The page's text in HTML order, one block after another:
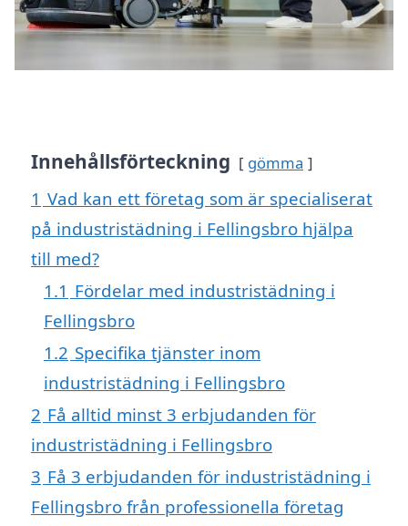
Innehållsförteckning gömma
1 Vad kan ett företag som är specialiserat
på industristädning i Fellingsbro hjälpa
till med?
1.1 Fördelar med industristädning i
Fellingsbro
1.2 Specifika tjänster inom
industristädning i Fellingsbro
2 Få alltid minst 3 erbjudanden för
industristädning i Fellingsbro
3 Få 3 erbjudanden för industristädning i
Fellingsbro från professionella företag